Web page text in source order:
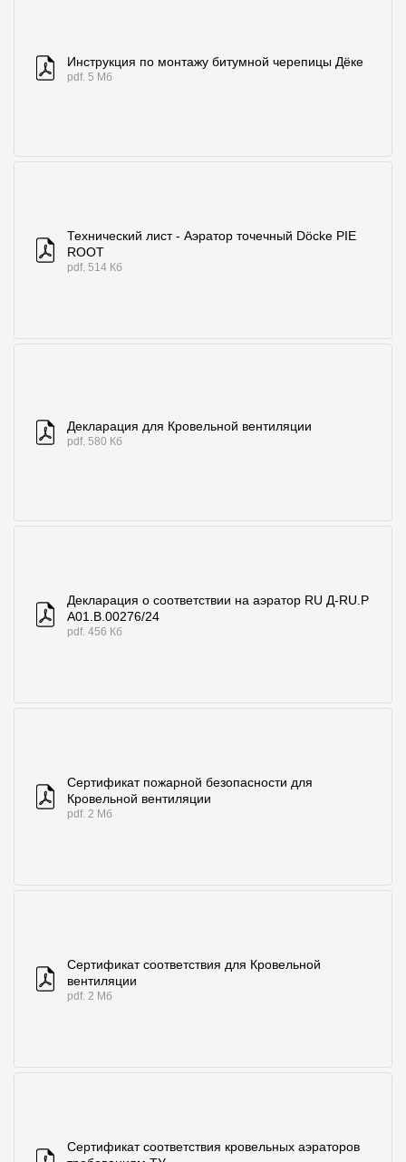
Режим работы
Пн-Пт - 10-19
Сб-Вс - выходной
Инструкция по монтажу битумной черепицы Дёке
pdf. 5 Мб
Технический лист - Аэратор точечный Döcke PIE
ROOT
pdf. 514 Кб
Декларация для Кровельной вентиляции
pdf. 580 Кб
Декларация о соответствии на аэратор RU Д-RU.P
A01.B.00276/24
pdf. 456 Кб
Сертификат пожарной безопасности для
Кровельной вентиляции
pdf. 2 Мб
Сертификат соответствия для Кровельной
вентиляции
pdf. 2 Мб
Сертификат соответствия кровельных аэраторов